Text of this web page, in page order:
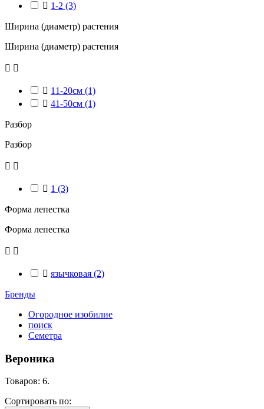
 1-2 (3)
Ширина (диаметр) растения
Ширина (диаметр) растения
 
 11-20см (1)
 41-50см (1)
Разбор
Разбор
 
 1 (3)
Форма лепестка
Форма лепестка
 
 язычковая (2)
Бренды
Огородное изобилие
поиск
Семетра
Вероника
Товаров: 6.
Сортировать по: